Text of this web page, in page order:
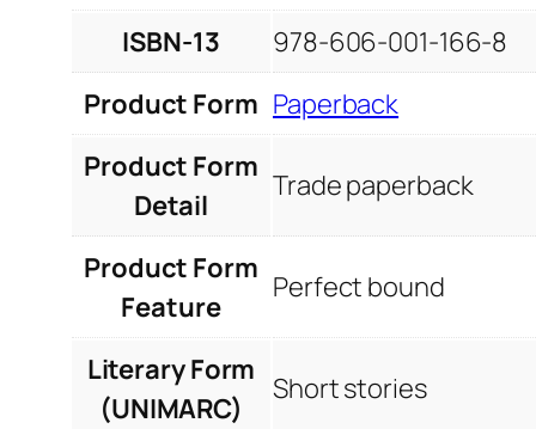
ISBN-13
978-606-001-166-8
Product Form Paperback
Product Form
Detail
Trade paperback
Product Form
Feature
Perfect bound
Literary Form
(UNIMARC)
Short stories